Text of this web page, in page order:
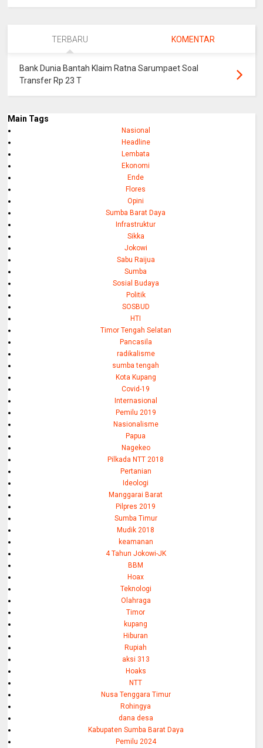
TERBARU KOMENTAR
Bank Dunia Bantah Klaim Ratna Sarumpaet Soal
Transfer Rp 23 T
Main Tags
Nasional
Headline
Lembata
Ekonomi
Ende
Flores
Opini
Sumba Barat Daya
Infrastruktur
Sikka
Jokowi
Sabu Raijua
Sumba
Sosial Budaya
Politik
SOSBUD
HTI
Timor Tengah Selatan
Pancasila
radikalisme
sumba tengah
Kota Kupang
Covid-19
Internasional
Pemilu 2019
Nasionalisme
Papua
Nagekeo
Pilkada NTT 2018
Pertanian
Ideologi
Manggarai Barat
Pilpres 2019
Sumba Timur
Mudik 2018
keamanan
4 Tahun Jokowi-JK
BBM
Hoax
Teknologi
Olahraga
Timor
kupang
Hiburan
Rupiah
aksi 313
Hoaks
NTT
Nusa Tenggara Timur
Rohingya
dana desa
Kabupaten Sumba Barat Daya
Pemilu 2024